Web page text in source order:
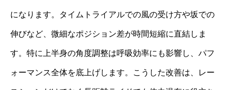
になります。タイムトライアルでの風の受け方や坂での
伸びなど、微細なポジション差が時間短縮に直結しま
す。特に上半身の角度調整は呼吸効率にも影響し、パフ
ォーマンス全体を底上げします。こうした改善は、レー